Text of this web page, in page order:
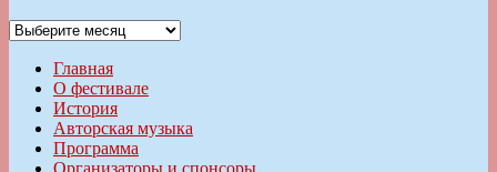
Архивы
Главная
О фестивале
История
Авторская музыка
Программа
Организаторы и спонсоры